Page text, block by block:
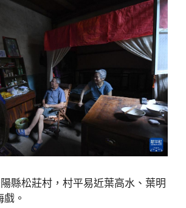
縣松莊村，村平易近葉高水、葉明
。